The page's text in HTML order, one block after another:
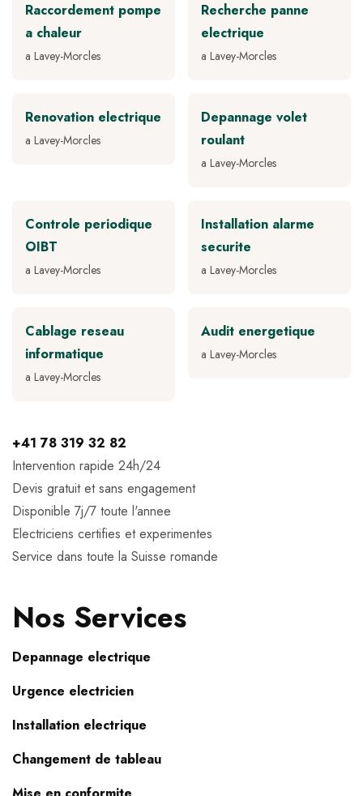
Raccordement pompe
a chaleur
a Lavey-Morcles
Recherche panne
electrique
a Lavey-Morcles
Renovation electrique
a Lavey-Morcles
Depannage volet
roulant
a Lavey-Morcles
Controle periodique
OIBT
a Lavey-Morcles
Installation alarme
securite
a Lavey-Morcles
Cablage reseau
informatique
a Lavey-Morcles
Audit energetique
a Lavey-Morcles
+41 78 319 32 82
Intervention rapide 24h/24
Devis gratuit et sans engagement
Disponible 7j/7 toute l'annee
Electriciens certifies et experimentes
Service dans toute la Suisse romande
Nos Services
Depannage electrique
Urgence electricien
Installation electrique
Changement de tableau